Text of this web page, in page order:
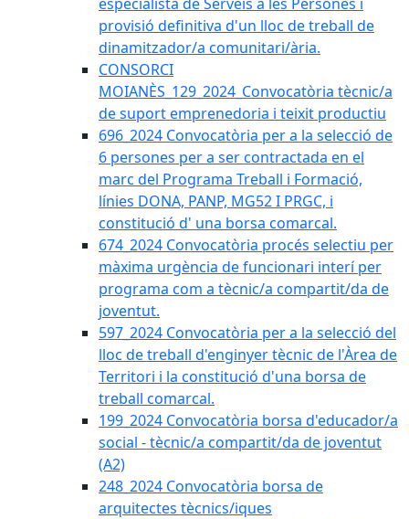
provisió definitiva d'un lloc de treball de
dinamitzador/a comunitari/ària.
CONSORCI
MOIANÈS_129_2024_Convocatòria tècnic/a
de suport emprenedoria i teixit productiu
696_2024 Convocatòria per a la selecció de
6 persones per a ser contractada en el
marc del Programa Treball i Formació,
línies DONA, PANP, MG52 I PRGC, i
constitució d' una borsa comarcal.
674_2024 Convocatòria procés selectiu per
màxima urgència de funcionari interí per
programa com a tècnic/a compartit/da de
joventut.
597_2024 Convocatòria per a la selecció del
lloc de treball d'enginyer tècnic de l'Àrea de
Territori i la constitució d'una borsa de
treball comarcal.
199_2024 Convocatòria borsa d'educador/a
social - tècnic/a compartit/da de joventut
(A2)
248_2024 Convocatòria borsa de
arquitectes tècnics/iques